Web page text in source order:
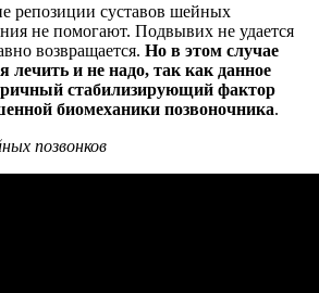
репозиции суставов шейных
не помогают. Подвывих не удается
возвращается. Но в этом случае
лечить и не надо, так как данное
стабилизирующий фактор
биомеханики позвоночника.
позвонков